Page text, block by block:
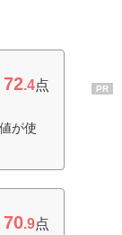
72.4点
が使
70.9点
PR